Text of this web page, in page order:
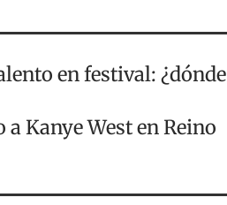
en festival: ¿dónde
Kanye West en Reino